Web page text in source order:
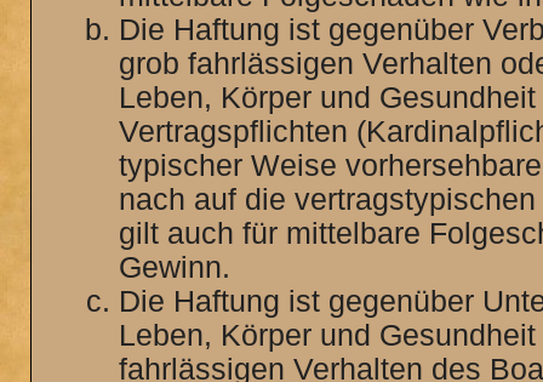
Die Haftung ist gegenüber
grob fahrlässigen Verhalten
Leben, Körper und
Vertragspflichten
typischer Weise
nach auf die
gilt auch für mittelbare
Gewinn.
Die Haftung ist gegenüber
Leben, Körper und
fahrlässigen Verhalten des